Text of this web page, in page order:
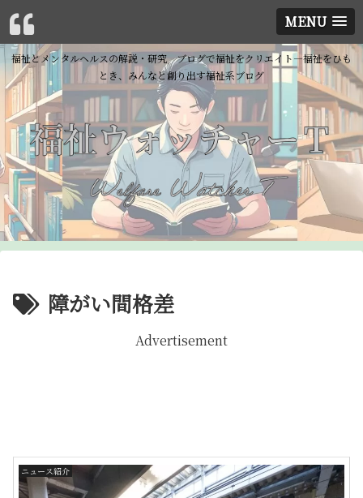
MENU
福祉とメンタルヘルスの解説・研究 ブログで福祉をクリエイト―福祉をひも
とき、みんなと創り出す福祉系ブログ
障がい間格差
Advertisement
ニュース紹介